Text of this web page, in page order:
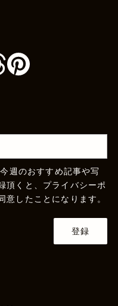
週のおすすめ記事や写
頂くと、 プライバシーポ
意したことになります。
登録